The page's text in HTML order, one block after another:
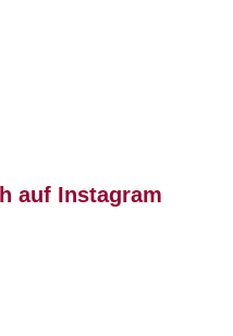
auf Instagram